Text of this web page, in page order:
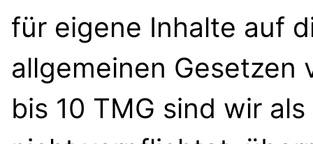
für eigene Inhalte auf
allgemeinen Gesetzen
bis 10 TMG sind wir